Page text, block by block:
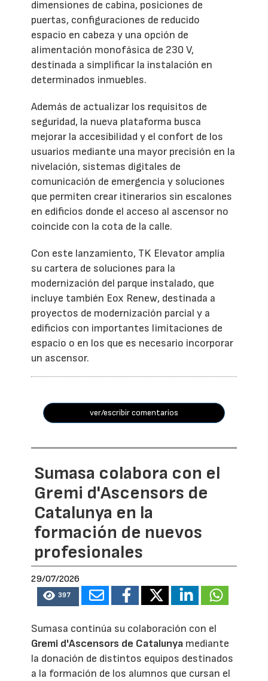
dimensiones de cabina, posiciones de
puertas, configuraciones de reducido
espacio en cabeza y una opción de
alimentación monofásica de 230 V,
destinada a simplificar la instalación en
determinados inmuebles.
Además de actualizar los requisitos de
seguridad, la nueva plataforma busca
mejorar la accesibilidad y el confort de los
usuarios mediante una mayor precisión en la
nivelación, sistemas digitales de
comunicación de emergencia y soluciones
que permiten crear itinerarios sin escalones
en edificios donde el acceso al ascensor no
coincide con la cota de la calle.
Con este lanzamiento, TK Elevator amplía
su cartera de soluciones para la
modernización del parque instalado, que
incluye también Eox Renew, destinada a
proyectos de modernización parcial y a
edificios con importantes limitaciones de
espacio o en los que es necesario incorporar
un ascensor.
ver/escribir comentarios
Sumasa colabora con el
Gremi d'Ascensors de
Catalunya en la
formación de nuevos
profesionales
29/07/2026
397
Sumasa continúa su colaboración con el
Gremi d'Ascensors de Catalunya mediante
la donación de distintos equipos destinados
a la formación de los alumnos que cursan el